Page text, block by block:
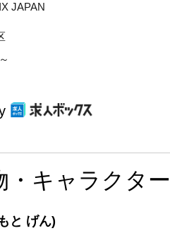
JAPAN
・キャラクター
と げん)